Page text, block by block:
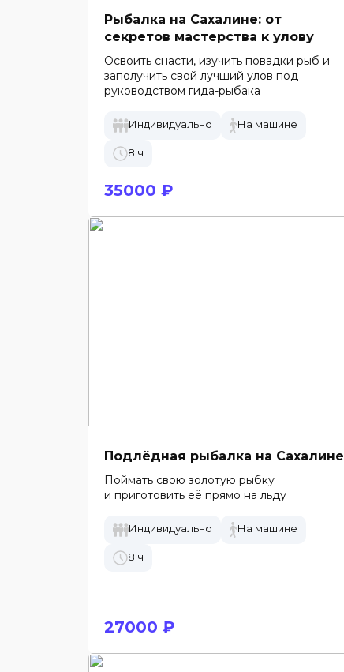
Рыбалка на Сахалине: от
секретов мастерства к улову
Освоить снасти, изучить повадки рыб и
заполучить свой лучший улов под
руководством гида-рыбака
Индивидуально На машине
8 ч
35000 ₽
Подлёдная рыбалка на Сахалине
Поймать свою золотую рыбку
и приготовить её прямо на льду
Индивидуально На машине
8 ч
27000 ₽